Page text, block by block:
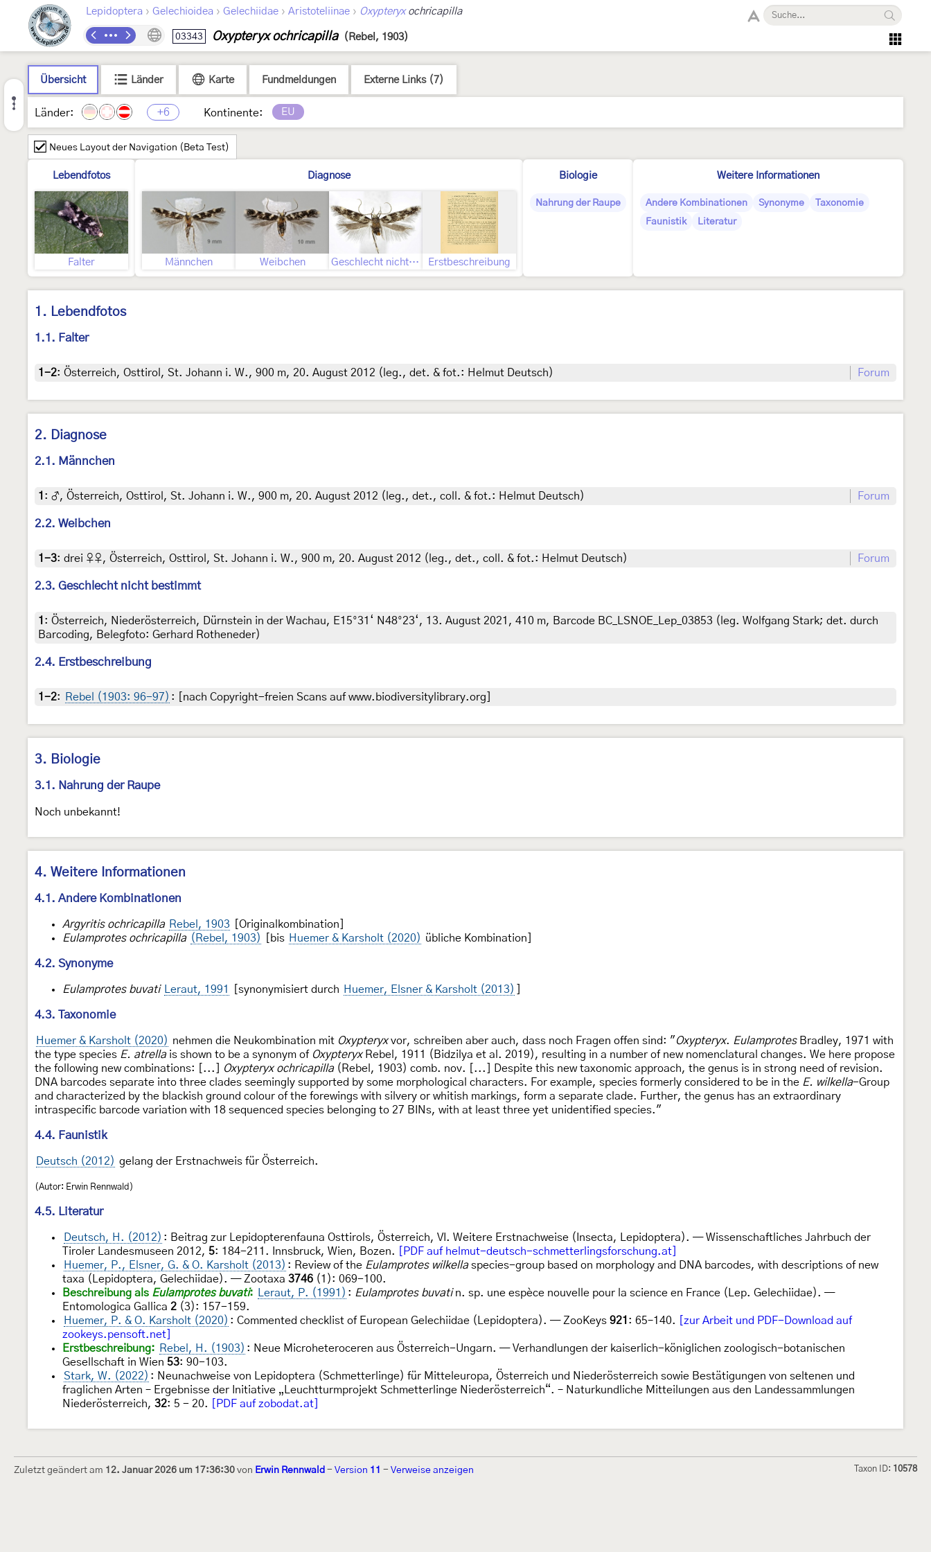
Lepidoptera › Gelechioidea › Gelechiidae › Aristoteliinae › Oxypteryxochricapilla
03343 Oxypteryx ochricapilla (Rebel, 1903)
Übersicht Länder Karte Fundmeldungen Externe Links (7)
Länder: +6 Kontinente: EU
Neues Layout der Navigation (Beta Test)
Lebendfotos
Falter
Diagnose
Männchen Weibchen Geschlecht nicht bestimmt Erstbeschreibung
Biologie
Nahrung der Raupe
Weitere Informationen
Andere Kombinationen Synonyme
Taxonomie
Faunistik
Literatur
1. Lebendfotos
1.1. Falter
1-2: Österreich, Osttirol, St. Johann i. W., 900 m, 20. August 2012 (leg., det. & fot.: Helmut Deutsch) Forum
2. Diagnose
2.1. Männchen
1 : ♂, Österreich, Osttirol, St. Johann i. W., 900 m, 20. August 2012 (leg., det., coll. & fot.: Helmut Deutsch) Forum
2.2. Weibchen
1-3: drei ♀♀, Österreich, Osttirol, St. Johann i. W., 900 m, 20. August 2012 (leg., det., coll. & fot.: Helmut Deutsch) Forum
2.3. Geschlecht nicht bestimmt
1 : Österreich, Niederösterreich, Dürnstein in der Wachau, E15°31‘ N48°23‘, 13. August 2021, 410 m, Barcode BC_LSNOE_Lep_03853 (leg. Wolfgang Stark; det. durch
Barcoding, Belegfoto: Gerhard Rotheneder)
2.4. Erstbeschreibung
1-2: Rebel (1903: 96-97) : [nach Copyright-freien Scans auf www.biodiversitylibrary.org]
3. Biologie
3.1. Nahrung der Raupe
Noch unbekannt!
4. Weitere Informationen
4.1. Andere Kombinationen
Argyritis ochricapilla Rebel, 1903
[Originalkombination]
Eulamprotes ochricapilla (Rebel, 1903) [bis Huemer & Karsholt (2020) übliche Kombination]
4.2. Synonyme
Eulamprotes buvati Leraut, 1991 [synonymisiert durch Huemer, Elsner & Karsholt (2013)
4.3. Taxonomie
Huemer & Karsholt (2020) nehmen die Neukombination mit Oxypteryxvor, schreiben aber auch, dass noch Fragen offen sind: "Oxypteryx. EulamprotesBradley, 1971 with
the type species E. atrellais shown to be a synonym of OxypteryxRebel, 1911 (Bidzilya et al. 2019), resulting in a number of new nomenclatural changes. We here propose
the following new combinations: [...]
Oxypteryx ochricapilla(Rebel, 1903) comb. nov. [...] Despite this new taxonomic approach, the genus is in strong need of revision.
DNA barcodes separate into three clades seemingly supported by some morphological characters. For example, species formerly considered to be in the E. wilkella-Group
and characterized by the blackish ground colour of the forewings with silvery or whitish markings, form a separate clade. Further, the genus has an extraordinary
intraspecific barcode variation with 18 sequenced species belonging to 27 BINs, with at least three yet unidentified species."
4.4. Faunistik
Deutsch (2012) gelang der Erstnachweis für Österreich.
(Autor: Erwin Rennwald)
4.5. Literatur
Deutsch, H. (2012) : Beitrag zur Lepidopterenfauna Osttirols, Österreich, VI. Weitere Erstnachweise (Insecta, Lepidoptera). — Wissenschaftliches Jahrbuch der
Tiroler Landesmuseen 2012, 5: 184-211. Innsbruck, Wien, Bozen.
[PDF auf helmut-deutsch-schmetterlingsforschung.at]
Huemer, P., Elsner, G. & O. Karsholt (2013) : Review of the Eulamprotes wilkellaspecies-group based on morphology and DNA barcodes, with descriptions of new
taxa (Lepidoptera, Gelechiidae). — Zootaxa 3746 (1): 069-100.
Beschreibung als Eulamprotes buvati: Leraut, P. (1991) : Eulamprotes buvatin. sp. une espèce nouvelle pour la science en France (Lep. Gelechiidae). —
Entomologica Gallica 2 (3): 157-159.
Huemer, P. & O. Karsholt (2020) : Commented checklist of European Gelechiidae (Lepidoptera). — ZooKeys 921 : 65–140.
[zur Arbeit und PDF-Download auf
zookeys.pensoft.net]
Erstbeschreibung: Rebel, H. (1903) : Neue Microheteroceren aus Österreich-Ungarn. — Verhandlungen der kaiserlich-königlichen zoologisch-botanischen
Gesellschaft in Wien 53: 90-103.
Stark, W. (2022) : Neunachweise von Lepidoptera (Schmetterlinge) für Mitteleuropa, Österreich und Niederösterreich sowie Bestätigungen von seltenen und
fraglichen Arten – Ergebnisse der Initiative „Leuchtturmprojekt Schmetterlinge Niederösterreich“. – Naturkundliche Mitteilungen aus den Landessammlungen
Niederösterreich, 32: 5 - 20. [PDF auf zobodat.at]
Zuletzt geändert am 12. Januar 2026 um 17:36:30 von Erwin Rennwald - Version 11 - Verweise anzeigen Taxon ID: 10578